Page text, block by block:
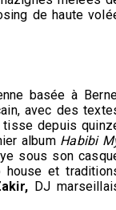
de haute
basée à
avec des
depuis
album Habibi
sous son
house et
DJ